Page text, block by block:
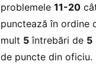
problemele 11-20
punctează în ordine
mult 5 întrebări de 5
de puncte din oficiu.